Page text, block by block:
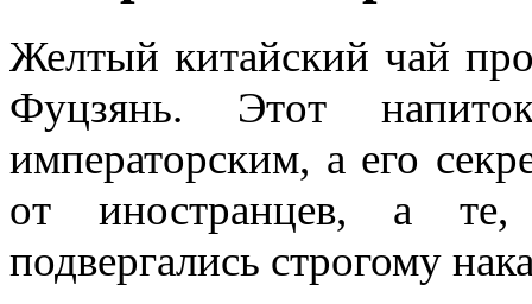
Желтый китайский чай
Фуцзянь. Этот
императорским, а его
от иностранцев, а
подвергались строгому